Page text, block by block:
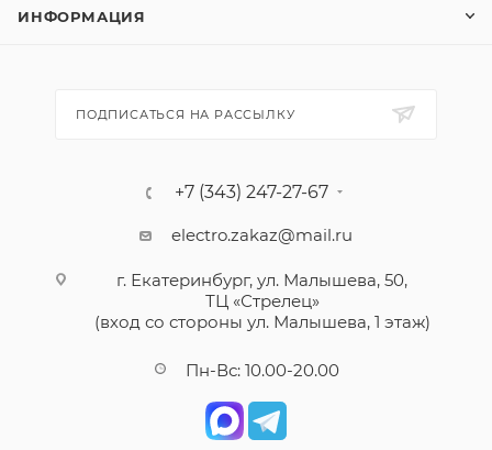
ИНФОРМАЦИЯ
ПОДПИСАТЬСЯ НА РАССЫЛКУ
+7 (343) 247-27-67
electro.zakaz@mail.ru
г. Екатеринбург, ул. Малышева, 50,
ТЦ «Стрелец»
(вход со стороны ул. Малышева, 1 этаж)
Пн-Вс: 10.00-20.00